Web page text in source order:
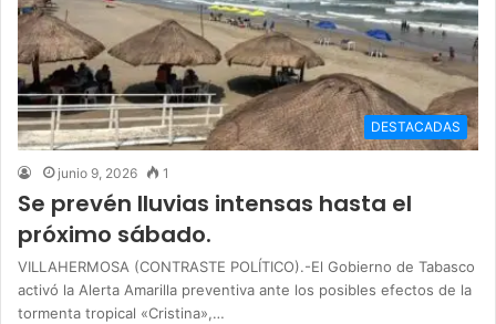
DESTACADAS
junio 9, 2026 1
Se prevén lluvias intensas hasta el
próximo sábado.
VILLAHERMOSA (CONTRASTE POLÍTICO).-El Gobierno de Tabasco
activó la Alerta Amarilla preventiva ante los posibles efectos de la
tormenta tropical «Cristina»,…